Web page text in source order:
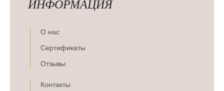
ИНФОРМАЦИЯ
О нас
Сертификаты
Отзывы
Контакты